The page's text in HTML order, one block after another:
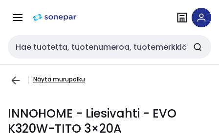
navigointiinsisältöön
Haku
Näytä murupolku
INNOHOME - Liesivahti - EVO
K320W-TITO 3×20A